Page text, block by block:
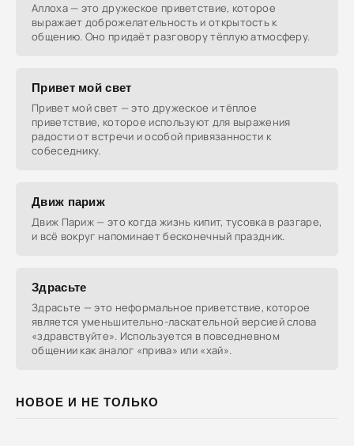
НОВОЕ И НЕ ТОЛЬКО
Аллоха — это дружеское приветствие, которое
выражает доброжелательность и открытость к
общению. Оно придаёт разговору тёплую атмосферу.
Привет мой свет
Привет мой свет — это дружеское и тёплое
приветствие, которое используют для выражения
радости от встречи и особой привязанности к
собеседнику.
Движ париж
Движ Париж — это когда жизнь кипит, тусовка в разгаре,
и всё вокруг напоминает бесконечный праздник.
Здрасьте
Здрасьте — это неформальное приветствие, которое
является уменьшительно-ласкательной версией слова
«здравствуйте». Используется в повседневном
общении как аналог «прива» или «хай».